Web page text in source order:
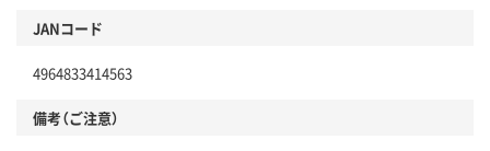
JANコード
4964833414563
備考（ご注意）